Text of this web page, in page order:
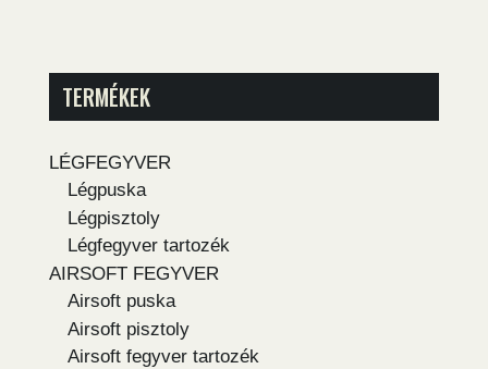
TERMÉKEK
LÉGFEGYVER
Légpuska
Légpisztoly
Légfegyver tartozék
AIRSOFT FEGYVER
Airsoft puska
Airsoft pisztoly
Airsoft fegyver tartozék